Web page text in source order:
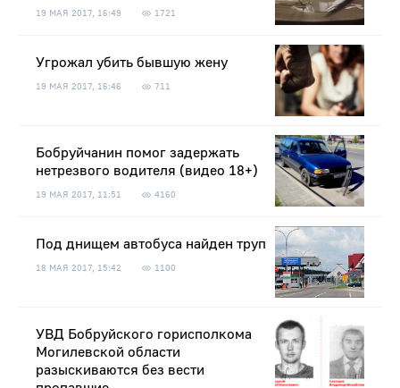
19 МАЯ 2017, 16:49 1721
Угрожал убить бывшую жену
19 МАЯ 2017, 16:46 711
Бобруйчанин помог задержать
нетрезвого водителя (видео 18+)
19 МАЯ 2017, 11:51 4160
Под днищем автобуса найден труп
18 МАЯ 2017, 15:42 1100
УВД Бобруйского горисполкома
Могилевской области
разыскиваются без вести